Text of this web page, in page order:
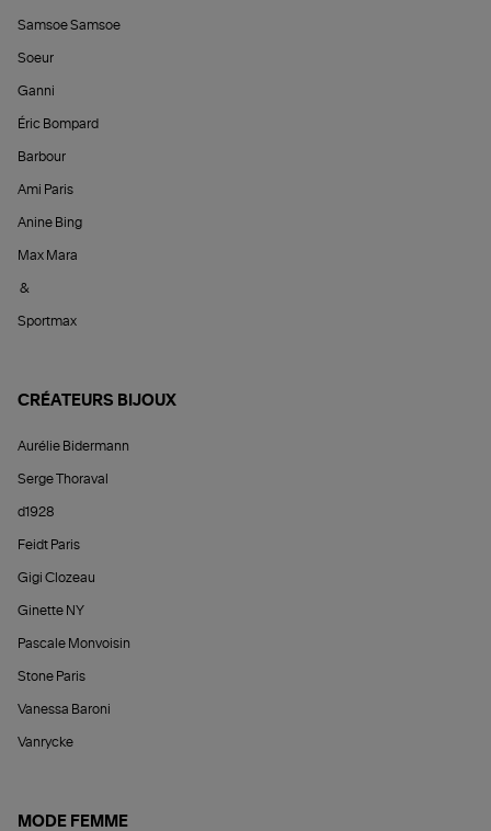
Samsoe Samsoe
Soeur
Ganni
Éric Bompard
Barbour
Ami Paris
Anine Bing
Max Mara
&
Sportmax
CRÉATEURS BIJOUX
Aurélie Bidermann
Serge Thoraval
d1928
Feidt Paris
Gigi Clozeau
Ginette NY
Pascale Monvoisin
Stone Paris
Vanessa Baroni
Vanrycke
MODE FEMME